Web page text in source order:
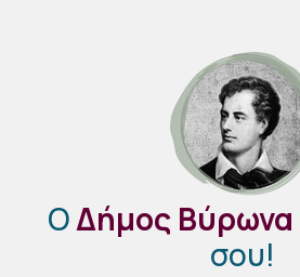
ΟΔήμος Βύρωνα
σου!